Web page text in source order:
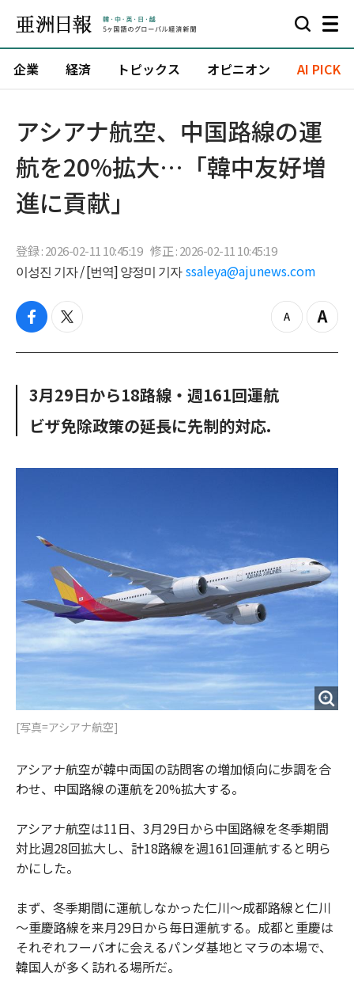
企業 経済 トピックス オピニオン AI PICK
アシアナ航空、中国路線の運
航を20%拡大…「韓中友好増
進に貢献」
登録 : 2026-02-11 10:45:19 修正 : 2026-02-11 10:45:19
이성진 기자 / [번역] 양정미 기자 ssaleya@ajunews.com
f
c
o
k
t
i
e
z
o
Z
o
3月29日から18路線・週161回運航
ビザ免除政策の延長に先制的対応.
[写真=アシアナ航空]
アシアナ航空が韓中両国の訪問客の増加傾向に歩調を合
わせ、中国路線の運航を20%拡大する。
アシアナ航空は11日、3月29日から中国路線を冬季期間
対比週28回拡大し、計18路線を週161回運航すると明ら
かにした。
まず、冬季期間に運航しなかった仁川～成都路線と仁川
～重慶路線を来月29日から毎日運航する。成都と重慶は
それぞれフーバオに会えるパンダ基地とマラの本場で、
韓国人が多く訪れる場所だ。